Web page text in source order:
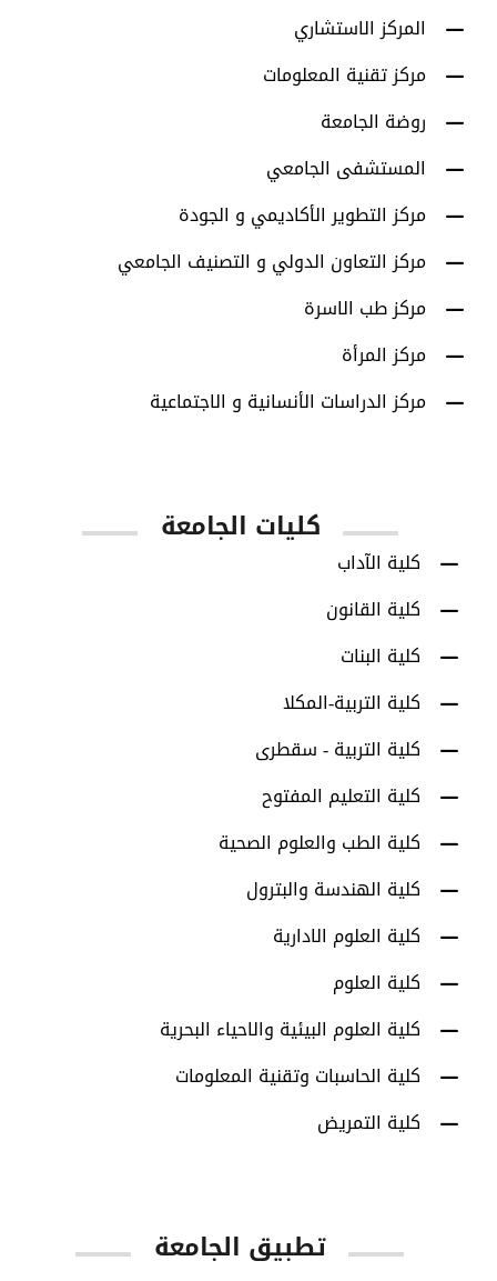
المركز الاستشاري
مركز تقنية المعلومات
روضة الجامعة
المستشفى الجامعي
مركز التطوير الأكاديمي و الجودة
مركز التعاون الدولي و التصنيف الجامعي
مركز طب الاسرة
مركز المرأة
مركز الدراسات الأنسانية و الاجتماعية
كليات الجامعة
كلية الآداب
كلية القانون
كلية البنات
كلية التربية-المكلا
كلية التربية - سقطرى
كلية التعليم المفتوح
كلية الطب والعلوم الصحية
كلية الهندسة والبترول
كلية العلوم الادارية
كلية العلوم
كلية العلوم البيئية والاحياء البحرية
كلية الحاسبات وتقنية المعلومات
كلية التمريض
تطبيق الجامعة